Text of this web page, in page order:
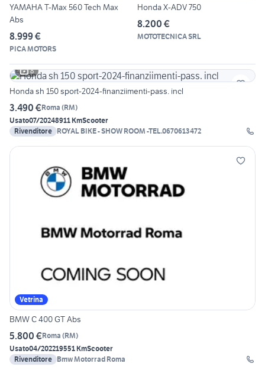
YAMAHA T-Max 560 Tech Max
Abs
8.999 €
PICA MOTORS
Honda X-ADV 750
8.200 €
MOTOTECNICA SRL
8
Honda sh 150 sport-2024-finanziimenti-pass. incl
3.490 €Roma (RM)
Usato07/20248911 KmScooter
Rivenditore ROYAL BIKE - SHOW ROOM -TEL.0670613472
Vetrina
BMW C 400 GT Abs
5.800 €Roma (RM)
Usato04/202219551 KmScooter
Rivenditore Bmw Motorrad Roma